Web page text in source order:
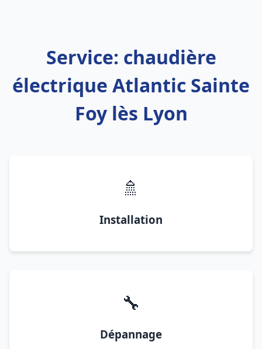
Service: chaudière
électrique Atlantic Sainte
Foy lès Lyon
🚿
Installation
🔧
Dépannage